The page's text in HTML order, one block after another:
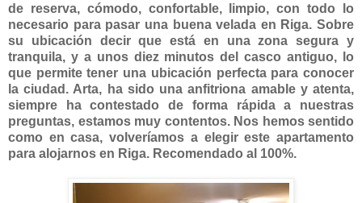
de reserva, cómodo, confortable, limpio, con todo lo
necesario para pasar una buena velada en Riga. Sobre
su ubicación decir que está en una zona segura y
tranquila, y a unos diez minutos del casco antiguo, lo
que permite tener una ubicación perfecta para conocer
la ciudad. Arta, ha sido una anfitriona amable y atenta,
siempre ha contestado de forma rápida a nuestras
preguntas, estamos muy contentos. Nos hemos sentido
como en casa, volveríamos a elegir este apartamento
para alojarnos en Riga. Recomendado al 100%.